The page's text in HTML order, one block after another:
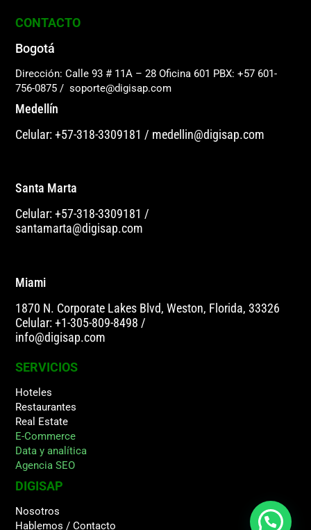
CONTACTO
Bogotá
Dirección: Calle 93 # 11A – 28 Oficina 601 PBX: +57 601-
756-0875 / soporte@digisap.com
Medellín
Celular: +57-318-3309181 / medellin@digisap.com
Santa Marta
Celular: +57-318-3309181 /
santamarta@digisap.com
Miami
1870 N. Corporate Lakes Blvd, Weston, Florida, 33326
Celular: +1-305-809-8498 /
info@digisap.com
SERVICIOS
Hoteles
Restaurantes
Real Estate
E-Commerce
Data y analítica
Agencia SEO
DIGISAP
Nosotros
Hablemos / Contacto